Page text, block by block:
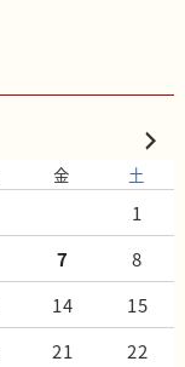
金 土
1
7
8
14
15
21
22